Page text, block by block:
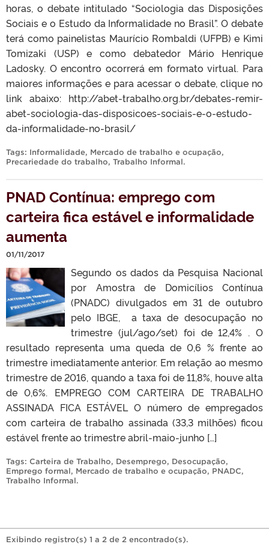
horas, o debate intitulado “Sociologia das Disposições
Sociais e o Estudo da Informalidade no Brasil”. O debate
terá como painelistas Maurício Rombaldi (UFPB) e Kimi
Tomizaki (USP) e como debatedor Mário Henrique
Ladosky. O encontro ocorrerá em formato virtual. Para
maiores informações e para acessar o debate, clique no
link abaixo: http://abet-trabalho.org.br/debates-remir-
abet-sociologia-das-disposicoes-sociais-e-o-estudo-
da-informalidade-no-brasil/
Tags: Informalidade, Mercado de trabalho e ocupação,
Precariedade do trabalho, Trabalho Informal.
PNAD Contínua: emprego com
carteira fica estável e informalidade
aumenta
01/11/2017
Segundo os dados da Pesquisa Nacional
por Amostra de Domicílios Contínua
(PNADC) divulgados em 31 de outubro
pelo IBGE, a taxa de desocupação no
trimestre (jul/ago/set) foi de 12,4% . O
resultado representa uma queda de 0,6 % frente ao
trimestre imediatamente anterior. Em relação ao mesmo
trimestre de 2016, quando a taxa foi de 11,8%, houve alta
de 0,6%. EMPREGO COM CARTEIRA DE TRABALHO
ASSINADA FICA ESTÁVEL O número de empregados
com carteira de trabalho assinada (33,3 milhões) ficou
estável frente ao trimestre abril-maio-junho […]
Tags: Carteira de Trabalho, Desemprego, Desocupação,
Emprego formal, Mercado de trabalho e ocupação, PNADC,
Trabalho Informal.
Exibindo registro(s) 1 a 2 de 2 encontrado(s).